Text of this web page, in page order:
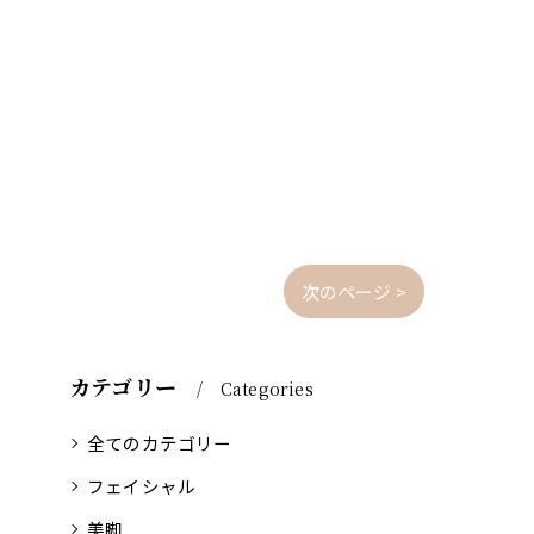
次のページ >
カテゴリー Categories
全てのカテゴリー
フェイシャル
美脚